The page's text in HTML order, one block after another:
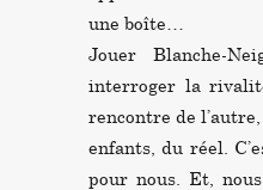
une boîte…
Jouer Blanche-
interroger la
rencontre de
enfants, du réel.
pour nous. Et,